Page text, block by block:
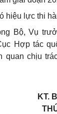
hiệu lực thi
Bộ, Vụ
Hợp tác
chịu
KT.